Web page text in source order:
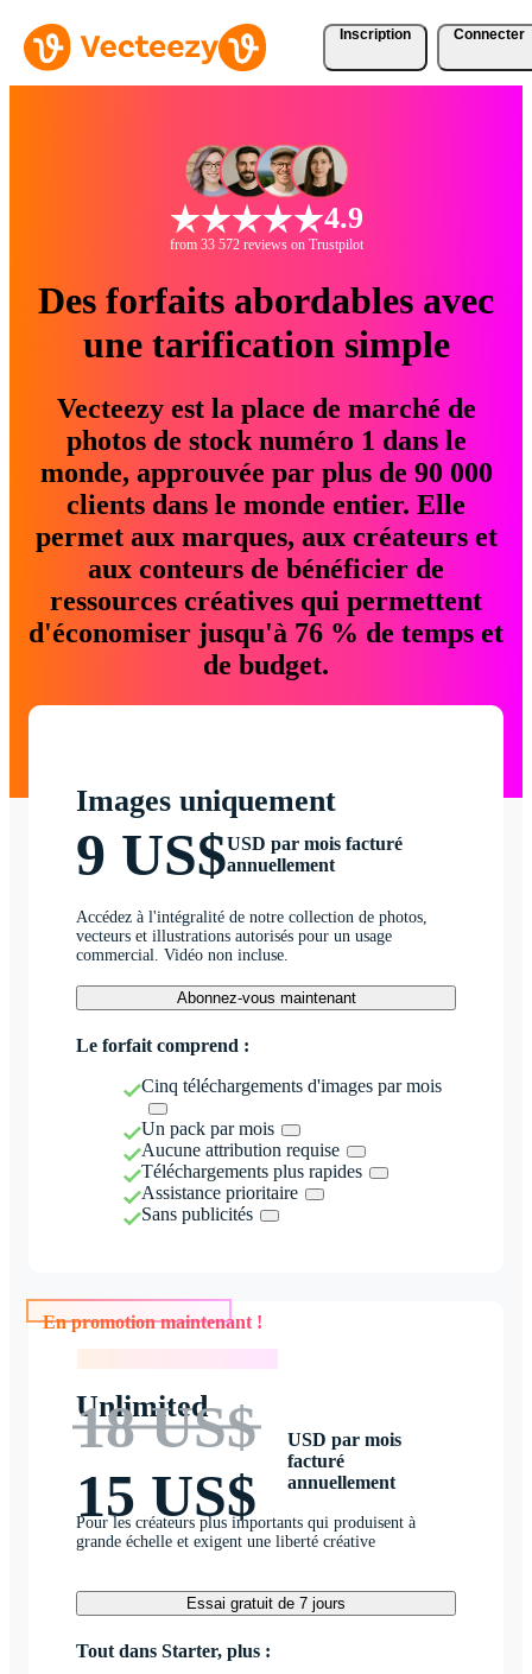
Inscription Connecter
4.9
from 33 572 reviews on Trustpilot
Des forfaits abordables avec
une tarification simple
Vecteezy est la place de marché de
photos de stock numéro 1 dans le
monde, approuvée par plus de 90 000
clients dans le monde entier. Elle
permet aux marques, aux créateurs et
aux conteurs de bénéficier de
ressources créatives qui permettent
d'économiser jusqu'à 76 % de temps et
de budget.
Images uniquement
9 US$USD par mois facturé
annuellement
Accédez à l'intégralité de notre collection de photos,
vecteurs et illustrations autorisés pour un usage
commercial. Vidéo non incluse.
Abonnez-vous maintenant
Le forfait comprend :
Cinq téléchargements d'images par mois
Un pack par mois
Aucune attribution requise
Téléchargements plus rapides
Assistance prioritaire
Sans publicités
En promotion maintenant !
Unlimited
18 US$
15 US$
USD par mois
facturé
annuellement
Pour les créateurs plus importants qui produisent à
grande échelle et exigent une liberté créative
Essai gratuit de 7 jours
Tout dans Starter, plus :